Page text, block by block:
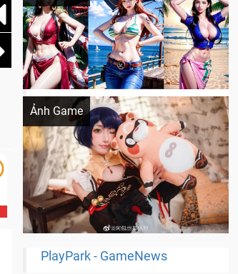
Ngạo Thiên Mobile
Ảnh Game
Cosplay Xiangling siêu cute
PlayPark - GameNews